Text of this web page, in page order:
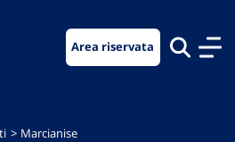
Area riservata
Marcianise